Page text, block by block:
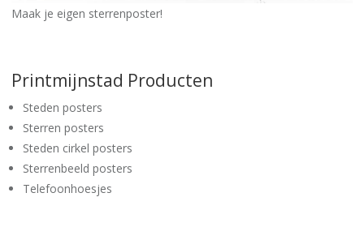
Maak je eigen sterrenposter!
Printmijnstad Producten
Steden posters
Sterren posters
Steden cirkel posters
Sterrenbeeld posters
Telefoonhoesjes